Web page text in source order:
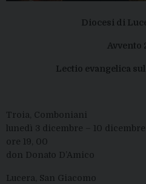
Diocesi di
Avvento
Lectio evangelica
Troia, Comboniani
lunedì 3 dicembre – 10
ore 19, 00
don Donato D’Amico
Lucera, San Giacomo